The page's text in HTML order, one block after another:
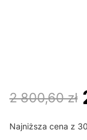
2 800,60 zł
Najniższa cena z